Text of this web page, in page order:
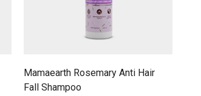
Mamaearth Rosemary Anti Hair
Fall Shampoo